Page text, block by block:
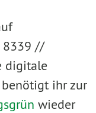
8339 //
digitale
ihr zur
wieder